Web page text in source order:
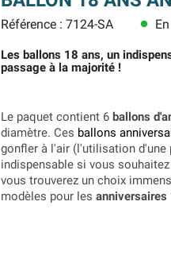
Référence : 7124-SA lens
Les ballons 18 ans, un
passage à la majorité !
Le paquet contient 6 ballons
diamètre. Ces ballons
gonfler à l'air (l'utilisation d'une
indispensable si vous
vous trouverez un choix
modèles pour les anniversaires